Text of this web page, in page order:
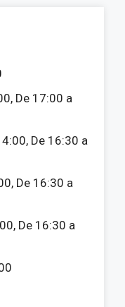
De 17:00 a
De 16:30 a
De 16:30 a
De 16:30 a